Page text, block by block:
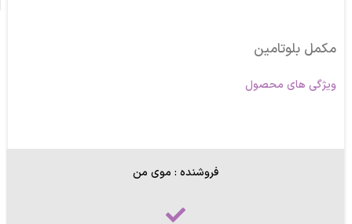
مکمل بلوتامین
ویژگی های محصول
فروشنده : موی من